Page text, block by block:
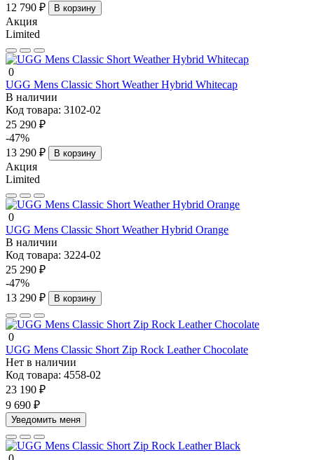
12 790 ₽
В корзину
Акция
Limited
0
UGG Mens Classic Short Weather Hybrid Whitecap
В наличии
Код товара: 3102-02
25 290 ₽
-47%
13 290 ₽
В корзину
Акция
Limited
0
UGG Mens Classic Short Weather Hybrid Orange
В наличии
Код товара: 3224-02
25 290 ₽
-47%
13 290 ₽
В корзину
0
UGG Mens Classic Short Zip Rock Leather Chocolate
Нет в наличии
Код товара: 4558-02
23 190 ₽
9 690 ₽
Уведомить меня